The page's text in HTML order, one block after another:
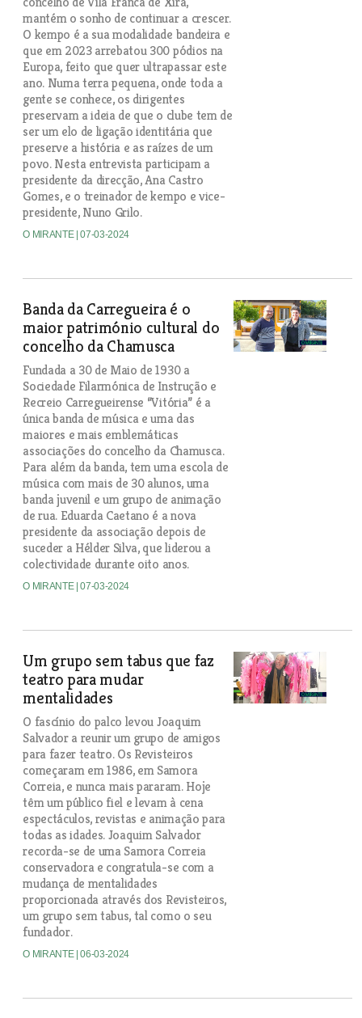
mantém o sonho de continuar a crescer.
O kempo é a sua modalidade bandeira e
que em 2023 arrebatou 300 pódios na
Europa, feito que quer ultrapassar este
ano. Numa terra pequena, onde toda a
gente se conhece, os dirigentes
preservam a ideia de que o clube tem de
ser um elo de ligação identitária que
preserve a história e as raízes de um
povo. Nesta entrevista participam a
presidente da direcção, Ana Castro
Gomes, e o treinador de kempo e vice-
presidente, Nuno Grilo.
O MIRANTE | 07-03-2024
Banda da Carregueira é o
maior património cultural do
concelho da Chamusca
Fundada a 30 de Maio de 1930 a
Sociedade Filarmónica de Instrução e
Recreio Carregueirense “Vitória” é a
única banda de música e uma das
maiores e mais emblemáticas
associações do concelho da Chamusca.
Para além da banda, tem uma escola de
música com mais de 30 alunos, uma
banda juvenil e um grupo de animação
de rua. Eduarda Caetano é a nova
presidente da associação depois de
suceder a Hélder Silva, que liderou a
colectividade durante oito anos.
O MIRANTE | 07-03-2024
Um grupo sem tabus que faz
teatro para mudar
mentalidades
O fascínio do palco levou Joaquim
Salvador a reunir um grupo de amigos
para fazer teatro. Os Revisteiros
começaram em 1986, em Samora
Correia, e nunca mais pararam. Hoje
têm um público fiel e levam à cena
espectáculos, revistas e animação para
todas as idades. Joaquim Salvador
recorda-se de uma Samora Correia
conservadora e congratula-se com a
mudança de mentalidades
proporcionada através dos Revisteiros,
um grupo sem tabus, tal como o seu
fundador.
O MIRANTE | 06-03-2024